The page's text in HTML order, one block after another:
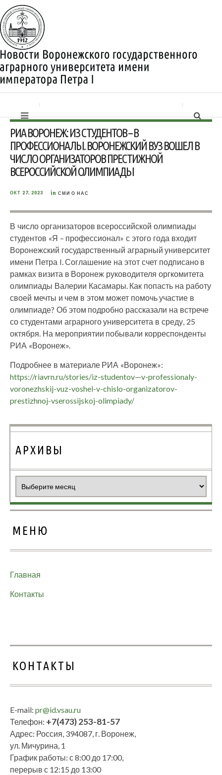
РИА ВОРОНЕЖ: ИЗ СТУДЕНТОВ – В
ПРОФЕССИОНАЛЫ. ВОРОНЕЖСКИЙ ВУЗ ВОШЕЛ В
ЧИСЛО ОРГАНИЗАТОРОВ ПРЕСТИЖНОЙ
ВСЕРОССИЙСКОЙ ОЛИМПИАДЫ
ОКТ 27, 2023 in СМИ О НАС
В число организаторов всероссийской олимпиады
студентов «Я – профессионал» с этого года входит
Воронежский государственный аграрный университет
имени Петра I. Соглашение на этот счет подписано в
рамках визита в Воронеж руководителя оргкомитета
олимпиады Валерии Касамары. Как попасть на работу
своей мечты и чем в этом может помочь участие в
олимпиаде? Об этом подробно рассказали на встрече
со студентами аграрного университета в среду, 25
октября. На мероприятии побывали корреспонденты
РИА «Воронеж».
Подробнее в материале РИА «Воронеж»:
https://riavrn.ru/stories/iz-studentov—v-professionaly-
voronezhskij-vuz-voshel-v-chislo-organizatorov-
prestizhnoj-vserossijskoj-olimpiady/
АРХИВЫ
МЕНЮ
Главная
Контакты
КОНТАКТЫ
E-mail: pr@id.vsau.ru
Телефон: +7(473) 253-81-57
Адрес: Россия, 394087, г. Воронеж,
ул. Мичурина, 1
График работы: с 8:00 до 17:00,
перерыв с 12:15 до 13:00